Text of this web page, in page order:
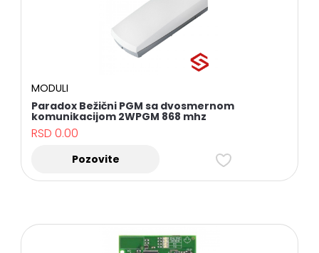
Početna
Kontakt
Brendovi
Popularni
proizvodi
MODULI
Paradox Bežični PGM sa dvosmernom
komunikacijom 2WPGM 868 mhz
RSD0.00
Pozovite